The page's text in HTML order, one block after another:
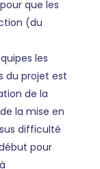
que les
(du
les
du projet est
de la
la mise en
difficulté
pour